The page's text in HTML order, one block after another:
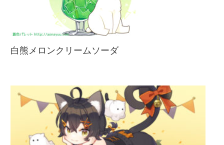
白熊メロンクリームソーダ